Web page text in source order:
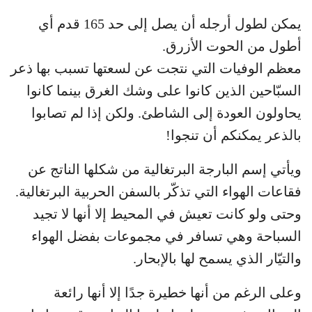
يمكن لطول أرجله أن يصل إلى حد 165 قدم أي
أطول من الحوت الأزرق.
معظم الوفيات التي نتجت عن لسعتها تسبب بها ذعر
السبّاحين الذين كانوا على وشك الغرق بينما كانوا
يحاولون العودة إلى الشاطئ. ولكن إذا لم تصابوا
بالذعر يمكنكم أن تنجوا!
ويأتي إسم البارجة البرتغالية من شكلها الناتج عن
فقاعات الهواء التي تذكّر بالسفن الحربية البرتغالية.
وحتى ولو كانت تعيش في المحيط إلا أنها لا تجيد
السباحة وهي تسافر في مجموعات بفضل الهواء
والتيّار الذي يسمح لها بالإبحار.
وعلى الرغم من أنها خطيرة جدًا إلا أنها رائعة